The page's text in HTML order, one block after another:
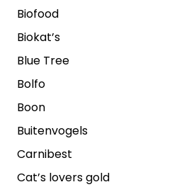
Biofood
Biokat’s
Blue Tree
Bolfo
Boon
Buitenvogels
Carnibest
Cat’s lovers gold